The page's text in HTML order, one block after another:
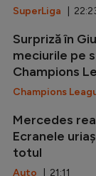
SuperLiga |
Surpriză în
meciurile pe
Champions
Champions
Mercedes
Ecranele
totul
Auto | 21:11